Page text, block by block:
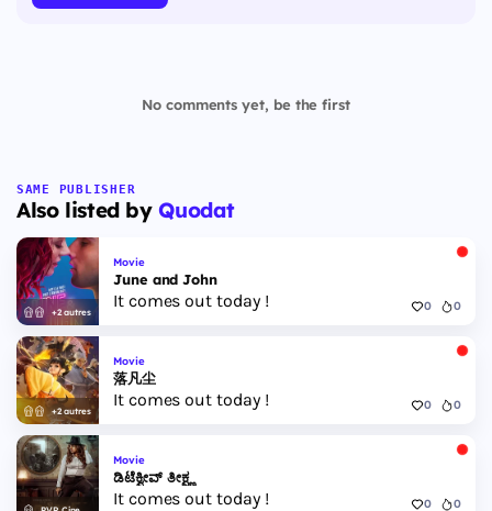
No comments yet, be the first
SAME PUBLISHER
Also listed byQuodat
+2 autres
Movie
June and John
It comes out today ! 0 0
+2 autres
Movie
落凡尘
It comes out today ! 0 0
Movie
ಡಿಟೆಕ್ವೀವ್ ತೀಕ್ಷ್ಣ
It comes out today ! 0 0